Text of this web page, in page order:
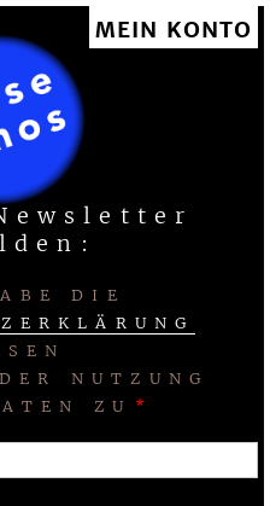
zum
Inhalt
MEIN KONTO
DIE
NUTZUNG
ZU